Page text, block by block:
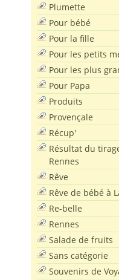
Plumette
Pour bébé
Pour la fille
Pour les petits
Pour les plus
Pour Papa
Produits
Provençale
Récup'
Résultat du
Rennes
Rêve
Rêve de bébé à
Re-belle
Rennes
Salade de fruits
Sans catégorie
Souvenirs de